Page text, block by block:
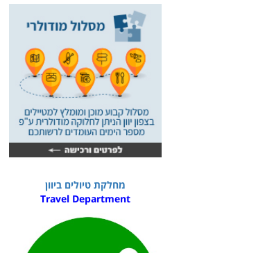
מחלקת טיולים ביוון
Travel Department